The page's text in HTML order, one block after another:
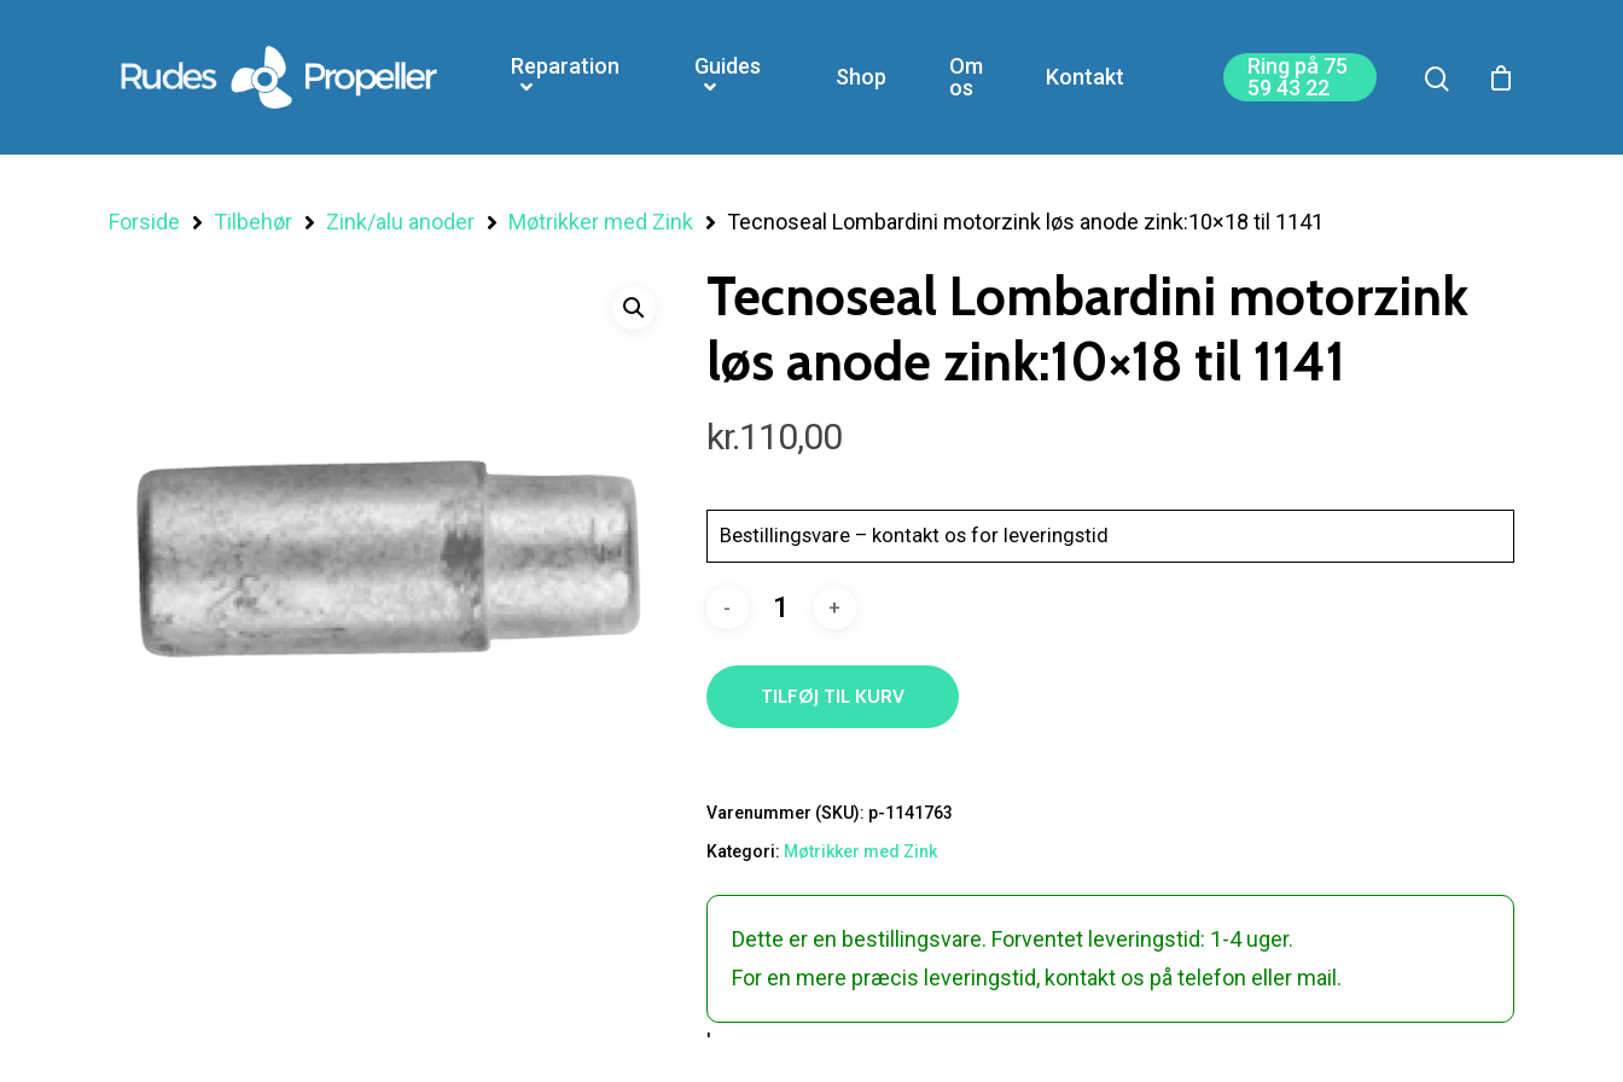
Søg efter et produkt, og tryk på enter
Reparation Guides Shop
Om
os
Kontakt
Ring på 75
59 43 22
Forside Tilbehør Zink/alu anoder Møtrikker med Zink Tecnoseal Lombardini motorzink løs anode zink:10×18 til 1141
Tecnoseal Lombardini motorzink
løs anode zink:10×18 til 1141
kr.110,00
Bestillingsvare – kontakt os for leveringstid
TILFØJ TIL KURV
Varenummer (SKU): p-1141763
Kategori: Møtrikker med Zink
Dette er en bestillingsvare. Forventet leveringstid: 1-4 uger.
For en mere præcis leveringstid, kontakt os på telefon eller mail.
'